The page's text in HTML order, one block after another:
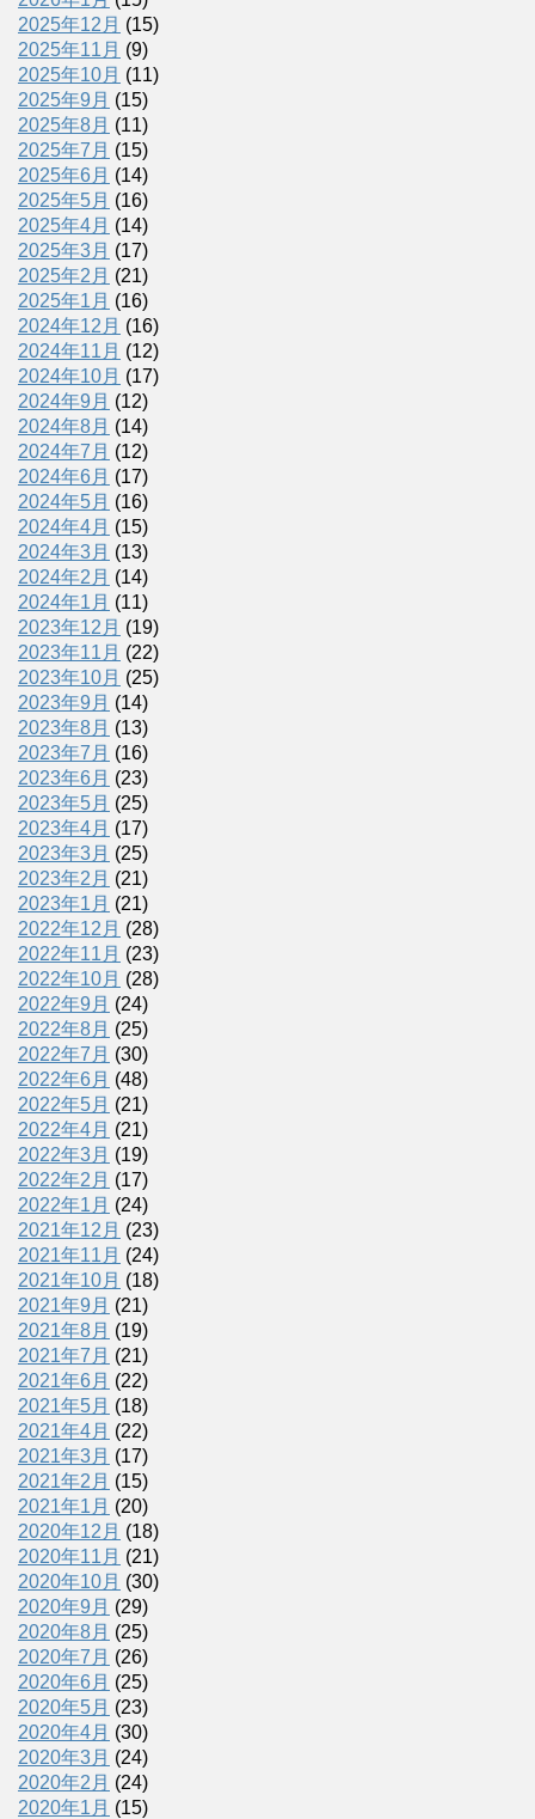
2025年12月 (15)
2025年11月 (9)
2025年10月 (11)
2025年9月 (15)
2025年8月 (11)
2025年7月 (15)
2025年6月 (14)
2025年5月 (16)
2025年4月 (14)
2025年3月 (17)
2025年2月 (21)
2025年1月 (16)
2024年12月 (16)
2024年11月 (12)
2024年10月 (17)
2024年9月 (12)
2024年8月 (14)
2024年7月 (12)
2024年6月 (17)
2024年5月 (16)
2024年4月 (15)
2024年3月 (13)
2024年2月 (14)
2024年1月 (11)
2023年12月 (19)
2023年11月 (22)
2023年10月 (25)
2023年9月 (14)
2023年8月 (13)
2023年7月 (16)
2023年6月 (23)
2023年5月 (25)
2023年4月 (17)
2023年3月 (25)
2023年2月 (21)
2023年1月 (21)
2022年12月 (28)
2022年11月 (23)
2022年10月 (28)
2022年9月 (24)
2022年8月 (25)
2022年7月 (30)
2022年6月 (48)
2022年5月 (21)
2022年4月 (21)
2022年3月 (19)
2022年2月 (17)
2022年1月 (24)
2021年12月 (23)
2021年11月 (24)
2021年10月 (18)
2021年9月 (21)
2021年8月 (19)
2021年7月 (21)
2021年6月 (22)
2021年5月 (18)
2021年4月 (22)
2021年3月 (17)
2021年2月 (15)
2021年1月 (20)
2020年12月 (18)
2020年11月 (21)
2020年10月 (30)
2020年9月 (29)
2020年8月 (25)
2020年7月 (26)
2020年6月 (25)
2020年5月 (23)
2020年4月 (30)
2020年3月 (24)
2020年2月 (24)
2020年1月 (15)